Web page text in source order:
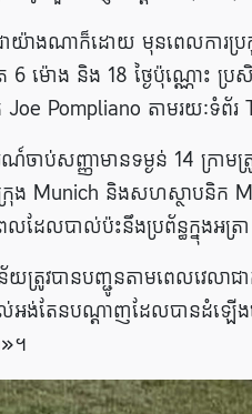
យ៉ាងណាក៏ដោយ មុនពេលការប្រកួ
6 ម៉ោង និង 18 ថ្ងៃប៉ុណ្ណោះ ប្រ
Pompliano តាមរយៈទំព័រ
ចាប់សញ្ញាមានទម្ងន់ 14 ក្រា
ង Munich និងសហស្ថាបនិក
លដែលបាល់ប៉ះនឹងប្រព័ន្ធក្នុងអត្រ
យត្រូវបានបញ្ជូនតាមពេលវេល
ល់អង់តែនបណ្តាញដែលបានដំឡើ
»។